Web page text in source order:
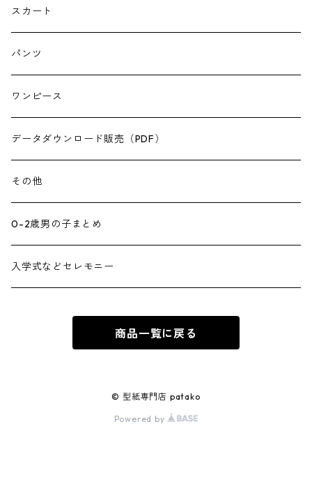
スカート
パンツ
ワンピース
データダウンロード販売（PDF）
その他
0-2歳男の子まとめ
入学式などセレモニー
商品一覧に戻る
© 型紙専門店 patako
Powered by